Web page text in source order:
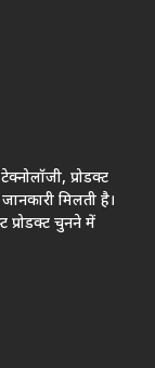
प्रोडक्ट
मिलती है।
प्रोडक्ट चुनने में